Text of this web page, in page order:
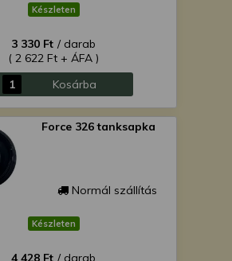
Készleten
3 330 Ft / darab
( 2 622 Ft + ÁFA )
Kosárba
Force 326 tanksapka
Normál szállítás
Készleten
4 428 Ft / darab